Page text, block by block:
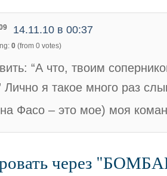
14.11.10 в 00:37
0 (from 0 votes)
“А что, твоим
Лично я такое много раз
Фасо – это мое) моя
через